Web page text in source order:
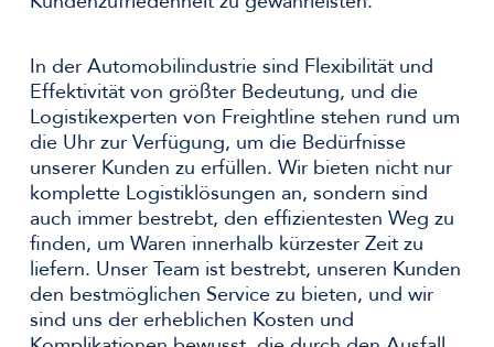
In der Automobilindustrie sind Flexibilität und
Effektivität von größter Bedeutung, und die
Logistikexperten von Freightline stehen rund um
die Uhr zur Verfügung, um die Bedürfnisse
unserer Kunden zu erfüllen. Wir bieten nicht nur
komplette Logistiklösungen an, sondern sind
auch immer bestrebt, den effizientesten Weg zu
finden, um Waren innerhalb kürzester Zeit zu
liefern. Unser Team ist bestrebt, unseren Kunden
den bestmöglichen Service zu bieten, und wir
sind uns der erheblichen Kosten und